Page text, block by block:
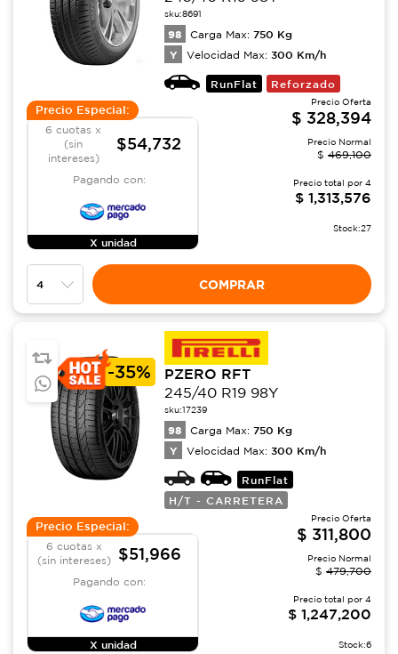
sku:8691
98 Carga Max: 750 Kg
Y Velocidad Max: 300 Km/h
RunFlat Reforzado
Precio Especial:
6 cuotas x
(sin
intereses)
$54,732
Pagando con:
X unidad
Precio Oferta
$ 328,394
Precio Normal
$ 469,100
Precio total por 4
$ 1,313,576
Stock:27
COMPRAR
-35%
PZERO RFT
245/40 R19 98Y
sku:17239
98 Carga Max: 750 Kg
Y Velocidad Max: 300 Km/h
RunFlat
H/T - CARRETERA
Precio Especial:
6 cuotas x
(sin intereses)
$51,966
Pagando con:
X unidad
Precio Oferta
$ 311,800
Precio Normal
$ 479,700
Precio total por 4
$ 1,247,200
Stock:6